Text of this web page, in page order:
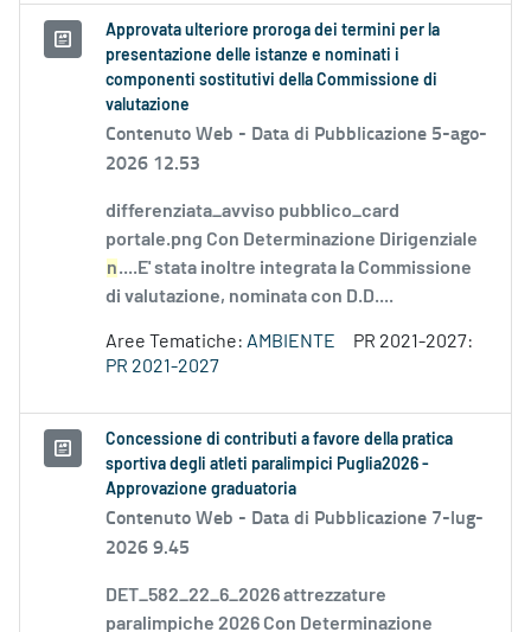
Approvata ulteriore proroga dei termini per la
presentazione delle istanze e nominati i
componenti sostitutivi della Commissione di
valutazione
Contenuto Web - Data di Pubblicazione 5-ago-
2026 12.53
differenziata_avviso pubblico_card
portale.png Con Determinazione Dirigenziale
n....E' stata inoltre integrata la Commissione
di valutazione, nominata con D.D....
Aree Tematiche: AMBIENTE
PR 2021-2027:
PR 2021-2027
Concessione di contributi a favore della pratica
sportiva degli atleti paralimpici Puglia2026 -
Approvazione graduatoria
Contenuto Web - Data di Pubblicazione 7-lug-
2026 9.45
DET_582_22_6_2026 attrezzature
paralimpiche 2026 Con Determinazione